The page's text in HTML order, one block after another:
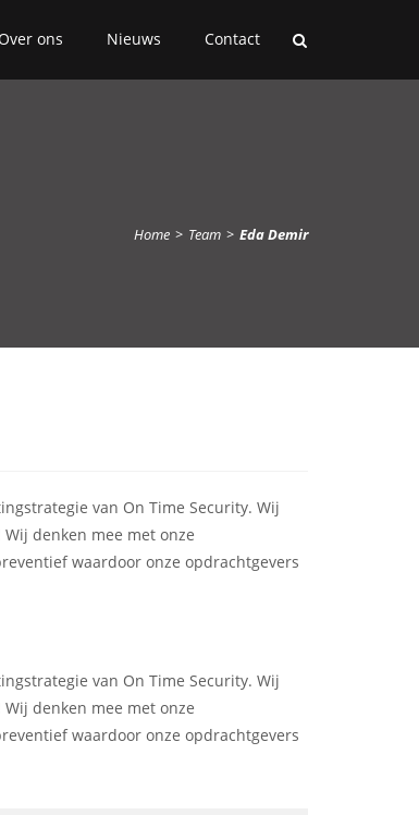
ons Nieuws Contact
Home > Team > Eda Demir
van On Time Security. Wij
denken mee met onze
waardoor onze opdrachtgevers
van On Time Security. Wij
denken mee met onze
waardoor onze opdrachtgevers